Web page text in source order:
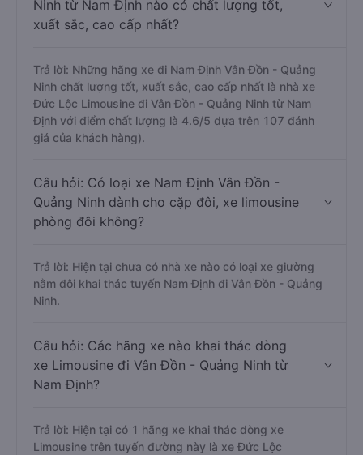
Ninh từ Nam Định nào có chất lượng tốt,
xuất sắc, cao cấp nhất?
Trả lời: Những hãng xe đi Nam Định Vân Đồn - Quảng
Ninh chất lượng tốt, xuất sắc, cao cấp nhất là nhà xe
Đức Lộc Limousine đi Vân Đồn - Quảng Ninh từ Nam
Định với điểm chất lượng là 4.6/5 dựa trên 107 đánh
giá của khách hàng).
Câu hỏi: Có loại xe Nam Định Vân Đồn -
Quảng Ninh dành cho cặp đôi, xe limousine
phòng đôi không?
Trả lời: Hiện tại chưa có nhà xe nào có loại xe giường
nằm đôi khai thác tuyến Nam Định đi Vân Đồn - Quảng
Ninh.
Câu hỏi: Các hãng xe nào khai thác dòng
xe Limousine đi Vân Đồn - Quảng Ninh từ
Nam Định?
Trả lời: Hiện tại có 1 hãng xe khai thác dòng xe
Limousine trên tuyến đường này là xe Đức Lộc